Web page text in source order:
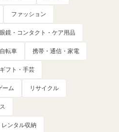
ファッション
眼鏡・コンタクト・ケア用品
転車 携帯・通信・家電
フト・手芸
ーム リサイクル
ンタル収納